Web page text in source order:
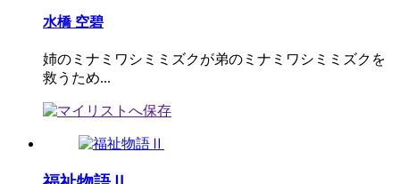
水橋 空碧
姉のミナミワシミミズクが弟のミナミワシミミズクを
救うため...